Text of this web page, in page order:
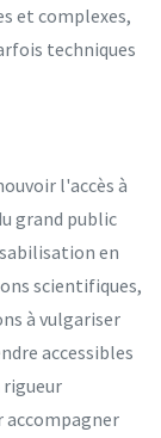
et complexes,
techniques
l'accès à
grand public
en
scientifiques,
à vulgariser
accessibles
accompagner